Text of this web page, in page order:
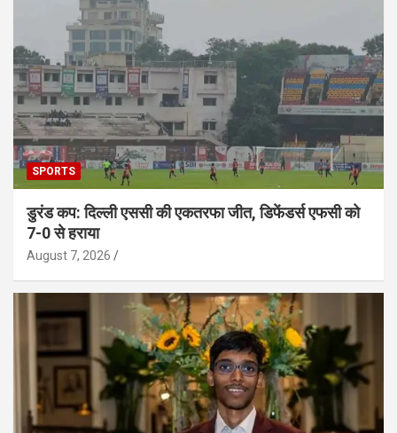
SPORTS
डुरंड कप: दिल्ली एससी की एकतरफा जीत, डिफेंडर्स एफसी को
7-0 से हराया
August 7, 2026